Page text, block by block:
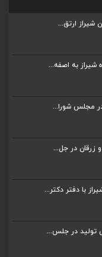
شیراز ارتق...
در مجلس شورا...
زرقان در جل...
با دفتر دکتر...
تولید در جلس...